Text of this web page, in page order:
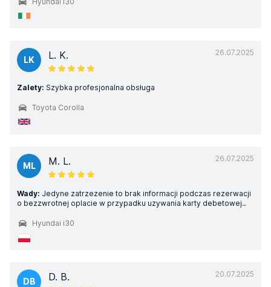
26.07.2025
LK L. K.
Zalety: Szybka profesjonalna obsługa
Toyota Corolla
26.07.2025
ML M. L.
Wady: Jedyne zatrzezenie to brak informacji podczas rezerwacji
o bezzwrotnej oplacie w przypadku uzywania karty debetowej..
Hyundai i30
20.07.2025
DB D. B.